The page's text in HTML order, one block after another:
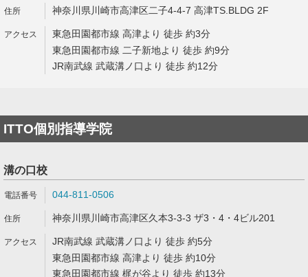
神奈川県川崎市高津区二子4-4-7 高津TS.BLDG 2F
東急田園都市線 高津より 徒歩 約3分
東急田園都市線 二子新地より 徒歩 約9分
JR南武線 武蔵溝ノ口より 徒歩 約12分
ITTO個別指導学院
溝の口校
044-811-0506
神奈川県川崎市高津区久本3-3-3 ザ3・4・4ビル201
JR南武線 武蔵溝ノ口より 徒歩 約5分
東急田園都市線 高津より 徒歩 約10分
東急田園都市線 梶が谷より 徒歩 約13分